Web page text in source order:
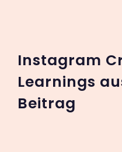
Instagram
Learnings
Beitrag